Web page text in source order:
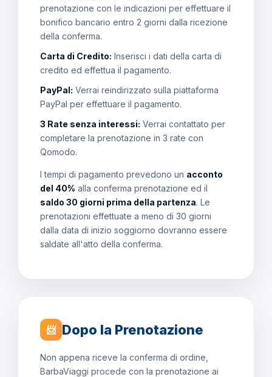
prenotazione con le indicazioni per effettuare il
bonifico bancario entro 2 giorni dalla ricezione
della conferma.
Carta di Credito: Inserisci i dati della carta di
credito ed effettua il pagamento.
PayPal: Verrai reindirizzato sulla piattaforma
PayPal per effettuare il pagamento.
3 Rate senza interessi: Verrai contattato per
completare la prenotazione in 3 rate con
Qomodo.
I tempi di pagamento prevedono un acconto
del 40% alla conferma prenotazione ed il
saldo 30 giorni prima della partenza. Le
prenotazioni effettuate a meno di 30 giorni
dalla data di inizio soggiorno dovranno essere
saldate all'atto della conferma.
📨 Dopo la Prenotazione
Non appena riceve la conferma di ordine,
BarbaViaggi procede con la prenotazione ai